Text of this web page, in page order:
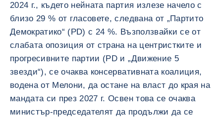
2024 г., където нейната партия излезе начело с
близо 29 % от гласовете, следвана от „Партито
Демократико“ (PD) с 24 %. Възползвайки се от
слабата опозиция от страна на центристките и
прогресивните партии (PD и „Движение 5
звезди“), се очаква консервативната коалиция,
водена от Мелони, да остане на власт до края на
мандата си през 2027 г. Освен това се очаква
министър-председателят да продължи да се